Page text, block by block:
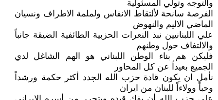
والتوجه وتولي المسئولية
الفرصة سانحة لألتقاط الانفاس ولملمة الاطراف ونسيان
الماضي الاليم والنهوض
علي اللبنانيين نبذ النعرات الحزبية الطائفية الضيقة جانباً
والالتفاف حول وطنهم
فليكن هم بناء الوطن اللبناني هو الهم الشاغل لدي
الجميع بعيداً عن كل المحاور
نأمل ان يكون قادة حزب الله الجدد أكثر حكمة ورشداً
وحباً وولاءاً للبنان من ايران